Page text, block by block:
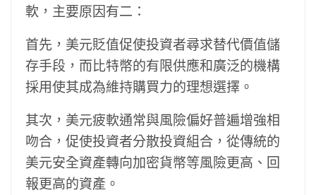
軟，主要原因有二：
首先，美元貶值促使投資者尋求替代價值儲
存手段，而比特幣的有限供應和廣泛的機構
採用使其成為維持購買力的理想選擇。
其次，美元疲軟通常與風險偏好普遍增強相
吻合，促使投資者分散投資組合，從傳統的
美元安全資產轉向加密貨幣等風險更高、回
報更高的資產。